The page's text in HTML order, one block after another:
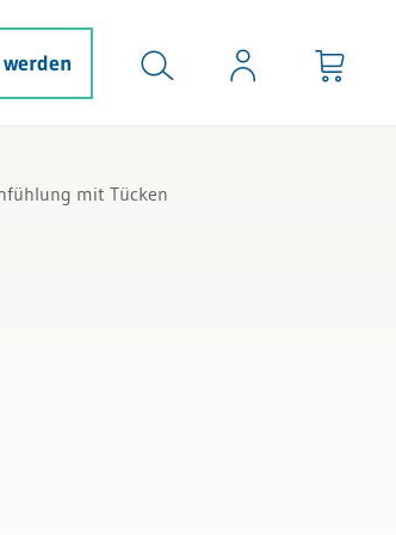
mit Tücken